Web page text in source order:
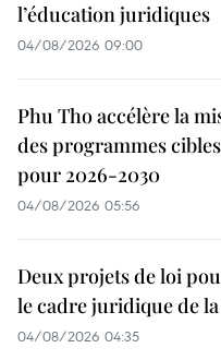
l’éducation juridiques
04/08/2026 09:00
Phu Tho accélère la
des programmes
pour 2026-2030
04/08/2026 05:56
Deux projets de loi
le cadre juridique de
04/08/2026 04:35